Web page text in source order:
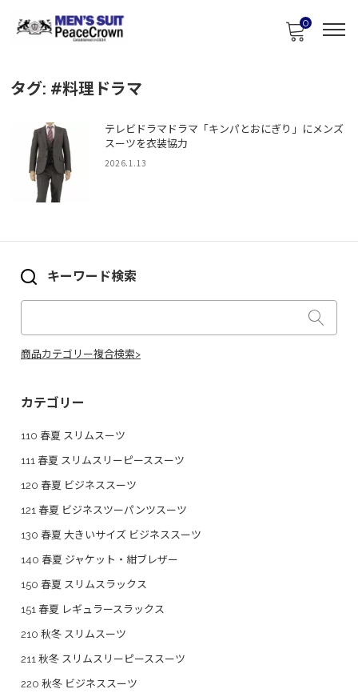
0
タグ: #料理ドラマ
テレビドラマドラマ「キンパとおにぎり」にメンズ
スーツを衣装協力
2026.1.13
キーワード検索
商品カテゴリー複合検索>
カテゴリー
110 春夏 スリムスーツ
111 春夏 スリムスリーピーススーツ
120 春夏 ビジネススーツ
121 春夏 ビジネスツーパンツスーツ
130 春夏 大きいサイズ ビジネススーツ
140 春夏 ジャケット・紺ブレザー
150 春夏 スリムスラックス
151 春夏 レギュラースラックス
210 秋冬 スリムスーツ
211 秋冬 スリムスリーピーススーツ
220 秋冬 ビジネススーツ